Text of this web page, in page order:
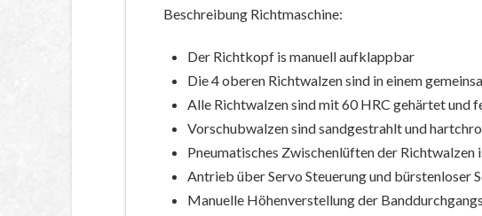
Beschreibung Richtmaschine:
Der Richtkopf is manuell aufklappbar
Die 4 oberen Richtwalzen sind in einem
Alle Richtwalzen sind mit 60 HRC gehärtet und
Vorschubwalzen sind sandgestrahlt und
Pneumatisches Zwischenlüften der
Antrieb über Servo Steuerung und bürstenloser
Manuelle Höhenverstellung der